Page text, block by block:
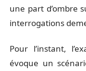
une part d’ombre
interrogations
Pour l’instant,
évoque un